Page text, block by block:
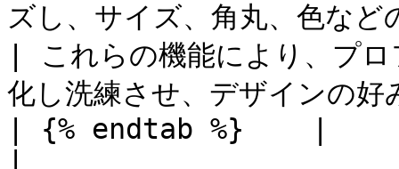
ズし、サイズ、角丸、色な
| これらの機能により、プ
化し洗練させ、デザインの
| {% endtab %}    |